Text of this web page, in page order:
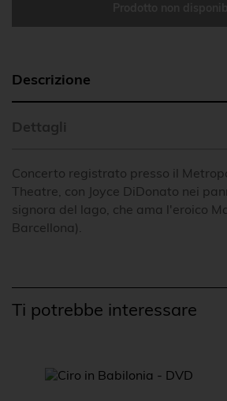
Descrizione
Dettagli
Concerto registrato presso il
Theatre, con Joyce DiDonato nei
signora del lago, che ama l'eroico
Barcellona).
Ti potrebbe interessare